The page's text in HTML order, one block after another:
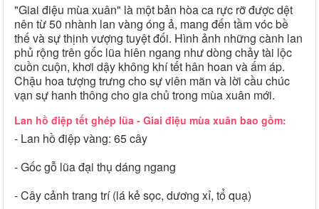
"Giai điệu mùa xuân" là một bản hòa ca rực rỡ được dệt
nên từ 50 nhành lan vàng óng ả, mang đến tầm vóc bề
thế và sự thịnh vượng tuyệt đối. Hình ảnh những cành lan
phủ rộng trên gốc lũa hiên ngang như dòng chảy tài lộc
cuồn cuộn, khơi dậy không khí tết hân hoan và ấm áp.
Chậu hoa tượng trưng cho sự viên mãn và lời cầu chúc
vạn sự hanh thông cho gia chủ trong mùa xuân mới.
Lan hồ điệp tết ghép lũa - Giai điệu mùa xuân bao gồm:
- Lan hồ điệp vàng: 65 cây
- Gốc gỗ lũa đại thụ dáng ngang
- Cây cảnh trang trí (lá kẻ sọc, dương xỉ, tổ quạ)